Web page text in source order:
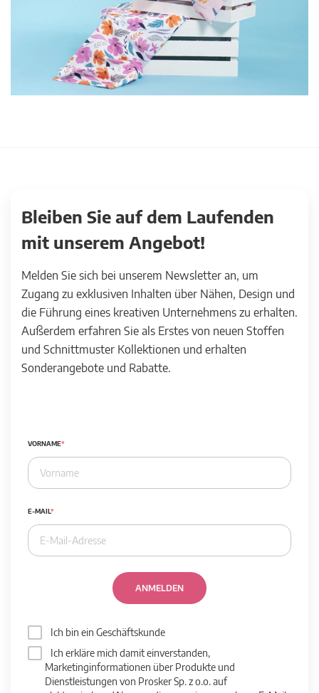
Bleiben Sie auf dem Laufenden
mit unserem Angebot!
Melden Sie sich bei unserem Newsletter an, um
Zugang zu exklusiven Inhalten über Nähen, Design und
die Führung eines kreativen Unternehmens zu erhalten.
Außerdem erfahren Sie als Erstes von neuen Stoffen
und Schnittmuster Kollektionen und erhalten
Sonderangebote und Rabatte.
VORNAME
E-MAIL
ANMELDEN
Ich bin ein Geschäftskunde
Ich erkläre mich damit einverstanden,
Marketinginformationen über Produkte und
Dienstleistungen von Prosker Sp. z o.o. auf